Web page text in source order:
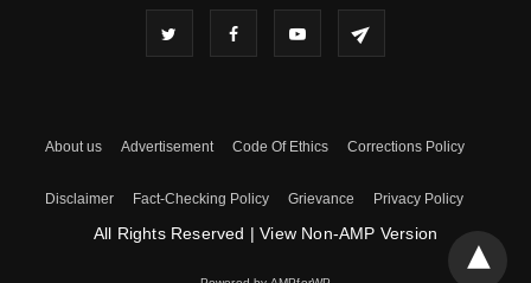
About us Advertisement Code Of Ethics Corrections Policy
Disclaimer Fact-Checking Policy Grievance Privacy Policy
All Rights Reserved | View Non-AMP Version